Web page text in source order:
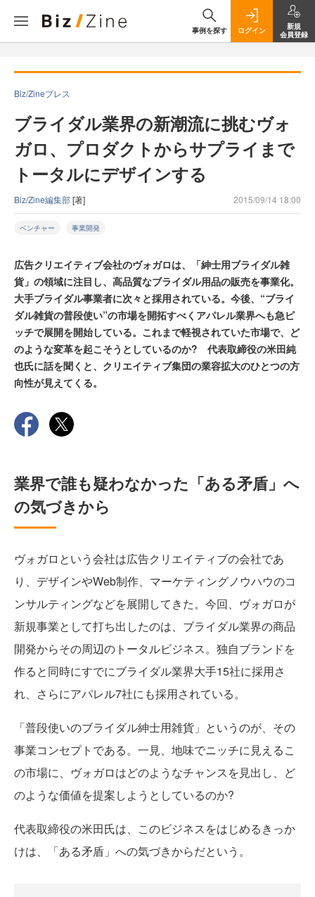
事例を探す ログイン
新規
会員登録
Biz/Zineプレス
ブライダル業界の新潮流に挑むヴォ
ガロ、プロダクトからサプライまで
トータルにデザインする
Biz/Zine編集部[著] 2015/09/14 18:00
ベンチャー 事業開発
広告クリエイティブ会社のヴォガロは、「紳士用ブライダル雑
貨」の領域に注目し、高品質なブライダル用品の販売を事業化。
大手ブライダル事業者に次々と採用されている。今後、“ブライ
ダル雑貨の普段使い”の市場を開拓すべくアパレル業界へも急ピ
ッチで展開を開始している。これまで軽視されていた市場で、ど
のような変革を起こそうとしているのか? 代表取締役の米田純
也氏に話を聞くと、クリエイティブ集団の業容拡大のひとつの方
向性が見えてくる。
業界で誰も疑わなかった「ある矛盾」へ
の気づきから
ヴォガロという会社は広告クリエイティブの会社であ
り、デザインやWeb制作、マーケティングノウハウのコ
ンサルティングなどを展開してきた。今回、ヴォガロが
新規事業として打ち出したのは、ブライダル業界の商品
開発からその周辺のトータルビジネス。独自ブランドを
作ると同時にすでにブライダル業界大手15社に採用さ
れ、さらにアパレル7社にも採用されている。
「普段使いのブライダル紳士用雑貨」というのが、その
事業コンセプトである。一見、地味でニッチに見えるこ
の市場に、ヴォガロはどのようなチャンスを見出し、ど
のような価値を提案しようとしているのか?
代表取締役の米田氏は、このビジネスをはじめるきっか
けは、「ある矛盾」への気づきからだという。